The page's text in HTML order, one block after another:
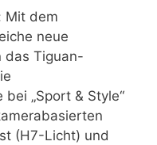
Mit dem
neue
das Tiguan-
„Sport & Style“
(H7-Licht) und